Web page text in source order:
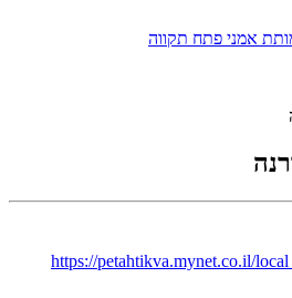
אמני פתח תקווה
https://petahtikva.mynet.co.il/